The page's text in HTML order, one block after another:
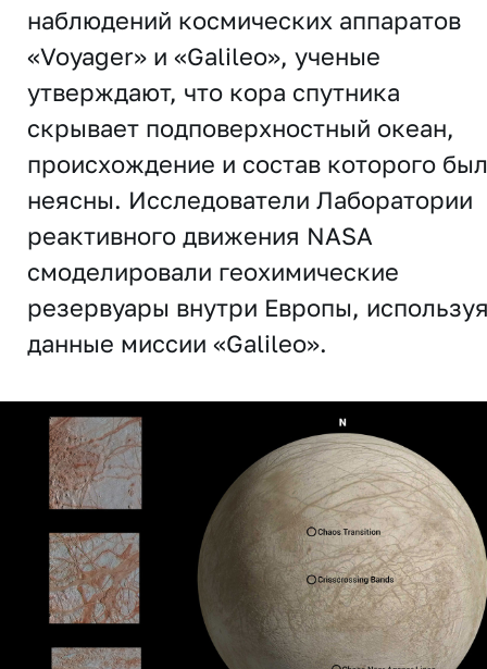
наблюдений космических аппаратов
«Voyager» и «Galileo», ученые
утверждают, что кора спутника
скрывает подповерхностный океан,
происхождение и состав которого
неясны. Исследователи Лаборатории
реактивного движения NASA
смоделировали геохимические
резервуары внутри Европы,
данные миссии «Galileo».